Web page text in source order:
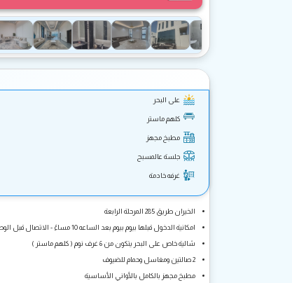
على البحر
كلهم ماستر
مطبخ مجهز
جلسة عالمسبح
غرفه خادمة
الخيران طريق 285 المرحلة الرابعة
امكانية الدخول قبلها بيوم بيوم بعد الساعه 10 مساءً - الاتصال قبل الوصول
شالية خاص على البحر يتكون من 6 غرف نوم ( كلهم ماستر )
2 صالتين ومغاسل وحمام للضيوف
مطبخ مجهز بالكامل بالأواني الأساسية